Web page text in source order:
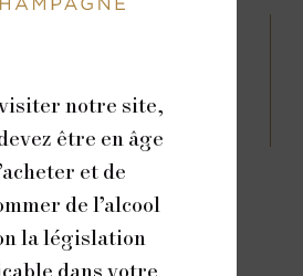
notre site,
être en âge
et de
de l’alcool
la législation